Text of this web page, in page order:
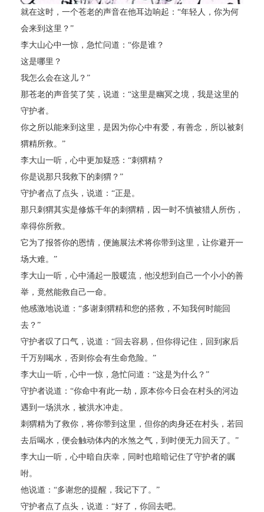
就在这时，一个苍老的声音在他耳边响起：“年轻人，你为何
会来到这里？”
李大山心中一惊，急忙问道：“你是谁？
这是哪里？
我怎么会在这儿？”
那苍老的声音笑了笑，说道：“这里是幽冥之境，我是这里的
守护者。
你之所以能来到这里，是因为你心中有爱，有善念，所以被刺
猬精所救。”
李大山一听，心中更加疑惑：“刺猬精？
你是说那只我救下的刺猬？”
守护者点了点头，说道：“正是。
那只刺猬其实是修炼千年的刺猬精，因一时不慎被猎人所伤，
幸得你所救。
它为了报答你的恩情，便施展法术将你带到这里，让你避开一
场大难。”
李大山一听，心中涌起一股暖流，他没想到自己一个小小的善
举，竟然能救自己一命。
他感激地说道：“多谢刺猬精和您的搭救，不知我何时能回
去？”
守护者叹了口气，说道：“回去容易，但你得记住，回到家后
千万别喝水，否则你会有生命危险。”
李大山一听，心中一惊，急忙问道：“这是为什么？”
守护者说道：“你命中有此一劫，原本你今日会在村头的河边
遇到一场洪水，被洪水冲走。
刺猬精为了救你，将你带到这里，但你的肉身还在村头，若回
去后喝水，便会触动体内的水煞之气，到时便无力回天了。”
李大山一听，心中暗自庆幸，同时也暗暗记住了守护者的嘱
咐。
他说道：“多谢您的提醒，我记下了。”
守护者点了点头，说道：“好了，你回去吧。